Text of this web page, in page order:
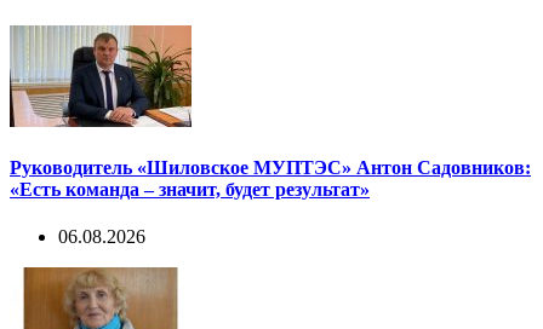
Руководитель «Шиловское МУПТЭС» Антон Садовников:
«Есть команда – значит, будет результат»
06.08.2026